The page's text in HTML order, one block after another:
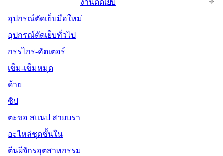
งานตัดเย็บ
อุปกรณ์ตัดเย็บมือใหม่
อุปกรณ์ตัดเย็บทั่วไป
กรรไกร-คัตเตอร์
เข็ม-เข็มหมุด
ด้าย
ซิป
ตะขอ สแนป สายบรา
อะไหล่ชุดชั้นใน
ตีนผีจักรอุตสาหกรรม